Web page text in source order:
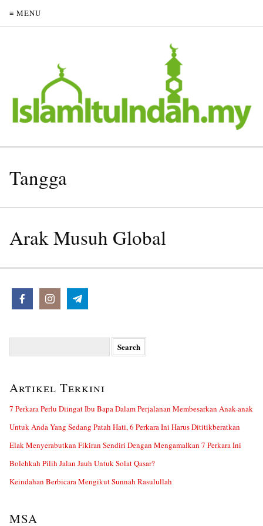
≡ MENU
Tangga
Arak Musuh Global
Artikel Terkini
7 Perkara Perlu Diingat Ibu Bapa Dalam Perjalanan Membesarkan Anak-anak
Untuk Anda Yang Sedang Patah Hati, 6 Perkara Ini Harus Dititikberatkan
Elak Menyerabutkan Fikiran Sendiri Dengan Mengamalkan 7 Perkara Ini
Bolehkah Pilih Jalan Jauh Untuk Solat Qasar?
Keindahan Berbicara Mengikut Sunnah Rasulullah
MSA